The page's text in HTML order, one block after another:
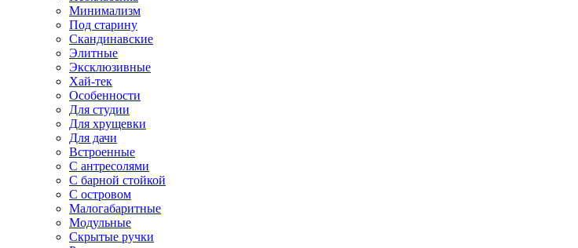
Минимализм
Под старину
Скандинавские
Элитные
Эксклюзивные
Хай-тек
Особенности
Для студии
Для хрущевки
Для дачи
Встроенные
С антресолями
С барной стойкой
С островом
Малогабаритные
Модульные
Скрытые ручки